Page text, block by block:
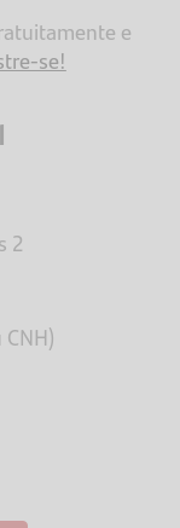
e
se!
2